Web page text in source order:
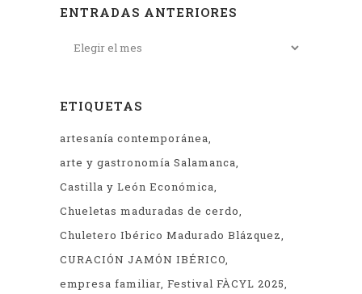
ENTRADAS ANTERIORES
ETIQUETAS
artesanía contemporánea
arte y gastronomía Salamanca
Castilla y León Económica
Chueletas maduradas de cerdo
Chuletero Ibérico Madurado Blázquez
CURACIÓN JAMÓN IBÉRICO
empresa familiar Festival FÀCYL 2025